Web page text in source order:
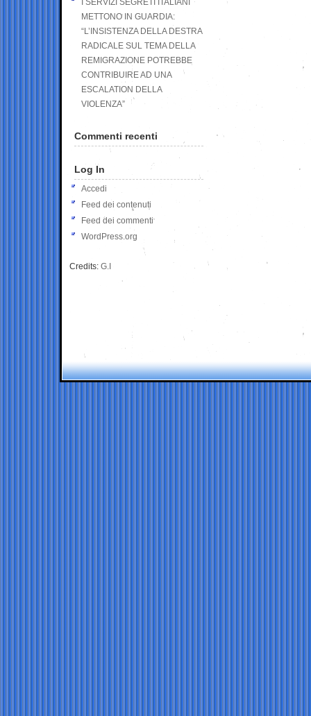
I SERVIZI SEGRETI ITALIANI
METTONO IN GUARDIA:
“L’INSISTENZA DELLA DESTRA
RADICALE SUL TEMA DELLA
REMIGRAZIONE POTREBBE
CONTRIBUIRE AD UNA
ESCALATION DELLA
VIOLENZA”
Commenti recenti
Log In
Accedi
Feed dei contenuti
Feed dei commenti
WordPress.org
Credits: G.I